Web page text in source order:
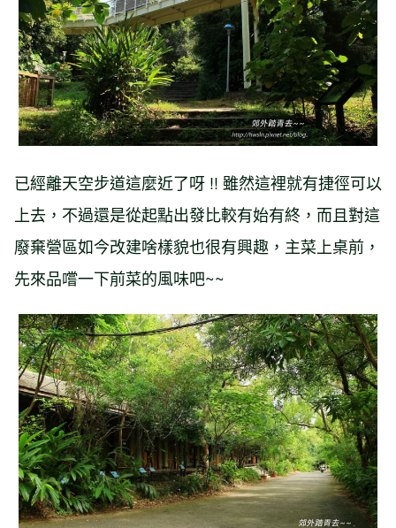
已經離天空步道這麼近了呀 !! 雖然這裡就有捷徑可以
上去，不過還是從起點出發比較有始有終，而且對這
廢棄營區如今改建啥樣貌也很有興趣，主菜上桌前，
先來品嚐一下前菜的風味吧~~